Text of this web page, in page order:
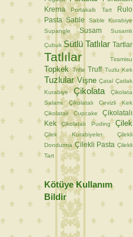
Krema
Portakallı Tart
Rulo
Pasta Sable
Sable Kurabiye
Supangle
Susam Susamlı
Çubuk Sütlü Tatlılar Tartlar
Tatlılar Tiramisu
Topkek Trifle Truff Tuzlu Kek
Tuzlular Vişne Çatal Çatlak
Kurabiye
Çikolata
Çikolata
Salamı
Çikolatalı Cevizli Kek
Çikolatalı Cupcake
Çikolatalı
Kek
Çikolatalı Puding Çilek
Çilek Kurabiyeler
Çilekli
Dondurma Çilekli Pasta Çilekli
Tart
Kötüye Kullanım
Bildir